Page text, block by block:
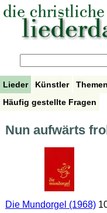
Lieder Künstler Themen
Häufig gestellte Fragen
Nun aufwärts
Die Mundorgel (1968)